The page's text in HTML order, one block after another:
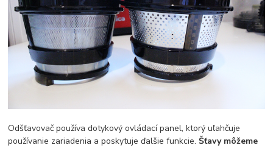
Odšťavovač používa dotykový ovládací panel, ktorý uľahčuje
používanie zariadenia a poskytuje ďalšie funkcie.Šťavy môžeme